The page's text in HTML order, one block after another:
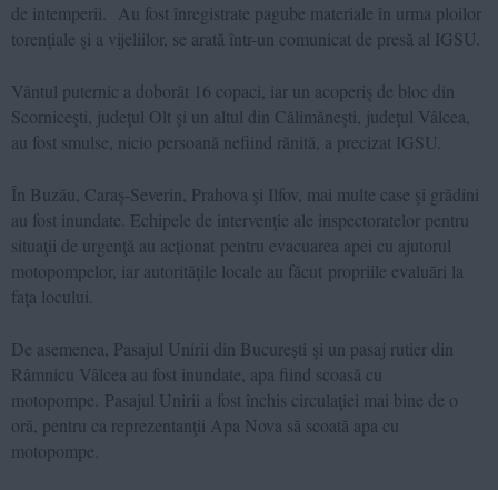
de intemperii. Au fost înregistrate pagube materiale în urma ploilor
torenţiale şi a vijeliilor, se arată într-un comunicat de presă al IGSU.
Vântul puternic a doborât 16 copaci, iar un acoperiş de bloc din
Scorniceşti, judeţul Olt şi un altul din Călimăneşti, judeţul Vâlcea,
au fost smulse, nicio persoană nefiind rănită, a precizat IGSU.
În Buzău, Caraş-Severin, Prahova şi Ilfov, mai multe case şi grădini
au fost inundate. Echipele de intervenţie ale inspectoratelor pentru
situaţii de urgenţă au acționat pentru evacuarea apei cu ajutorul
motopompelor, iar autorităţile locale au făcut propriile evaluări la
faţa locului.
De asemenea, Pasajul Unirii din București şi un pasaj rutier din
Râmnicu Vâlcea au fost inundate, apa fiind scoasă cu
motopompe. Pasajul Unirii a fost închis circulaţiei mai bine de o
oră, pentru ca reprezentanţii Apa Nova să scoată apa cu
motopompe.